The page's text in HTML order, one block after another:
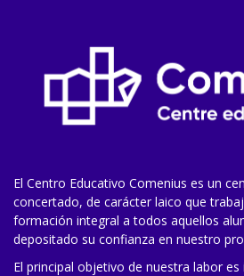
El Centro Educativo Comenius es un
concertado, de carácter laico que
formación integral a todos aquellos
depositado su confianza en nuestro
El principal objetivo de nuestra labor